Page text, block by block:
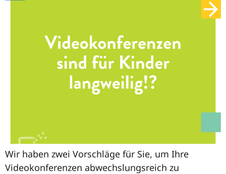
Wir haben zwei Vorschläge für Sie, um Ihre
Videokonferenzen abwechslungsreich zu